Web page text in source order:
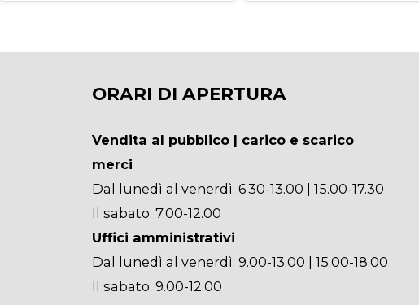
ORARI DI APERTURA
Vendita al pubblico | carico e scarico
merci
Dal lunedì al venerdì: 6.30-13.00 | 15.00-17.30
Il sabato: 7.00-12.00
Uffici amministrativi
Dal lunedì al venerdì: 9.00-13.00 | 15.00-18.00
Il sabato: 9.00-12.00